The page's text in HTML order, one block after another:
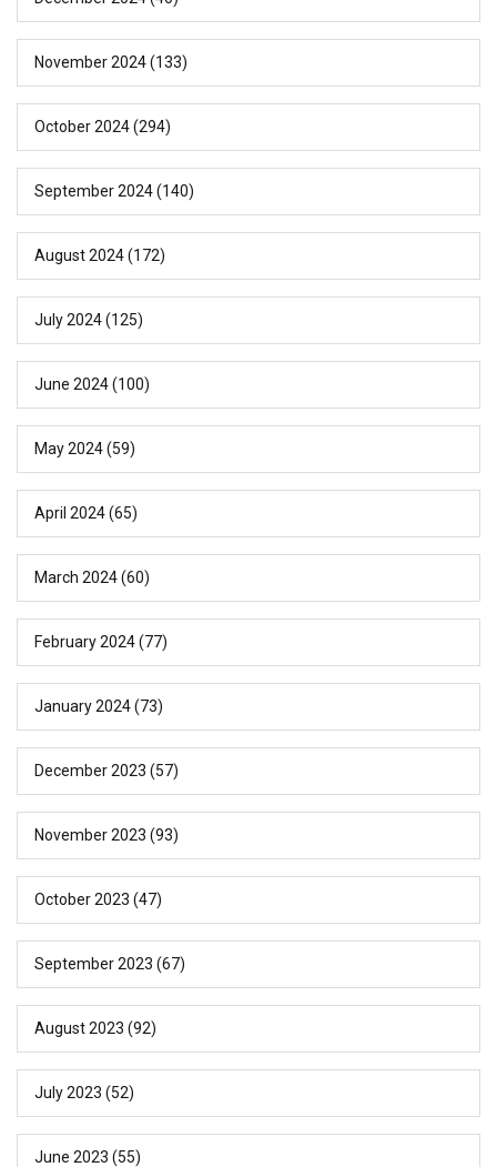
November 2024(133)
October 2024(294)
September 2024(140)
August 2024(172)
July 2024(125)
June 2024(100)
May 2024(59)
April 2024(65)
March 2024(60)
February 2024(77)
January 2024(73)
December 2023 (57)
November 2023 (93)
October 2023 (47)
September 2023 (67)
August 2023 (92)
July 2023 (52)
June 2023 (55)